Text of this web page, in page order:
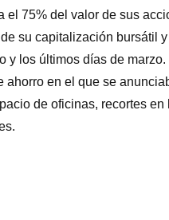
el 75% del valor de sus
su capitalización bursátil
y los últimos días de
ahorro en el que se
de oficinas, recortes